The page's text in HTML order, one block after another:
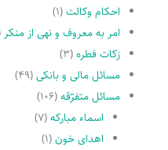
احکام وکالت(۱)
امر به معروف و نهى از منکر
زکات فطره(۳)
مسائل مالی و بانکی(۴۹)
مسائل متفرّقه(۱۰۶)
اسماء مبارکه(۷)
اهدای خون(۱)